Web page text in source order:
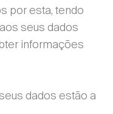
por esta, tendo
seus dados
informações
dados estão a